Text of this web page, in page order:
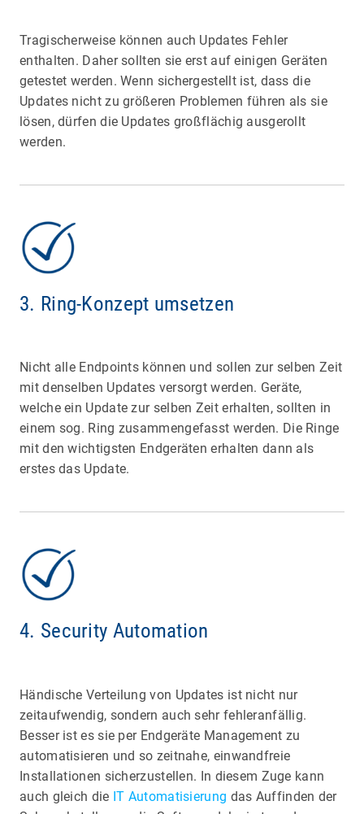
Tragischerweise können auch Updates Fehler
enthalten. Daher sollten sie erst auf einigen Geräten
getestet werden. Wenn sichergestellt ist, dass die
Updates nicht zu größeren Problemen führen als sie
lösen, dürfen die Updates großflächig ausgerollt
werden.
3. Ring-Konzept umsetzen
Nicht alle Endpoints können und sollen zur selben Zeit
mit denselben Updates versorgt werden. Geräte,
welche ein Update zur selben Zeit erhalten, sollten in
einem sog. Ring zusammengefasst werden. Die Ringe
mit den wichtigsten Endgeräten erhalten dann als
erstes das Update.
4. Security Automation
Händische Verteilung von Updates ist nicht nur
zeitaufwendig, sondern auch sehr fehleranfällig.
Besser ist es sie per Endgeräte Management zu
automatisieren und so zeitnahe, einwandfreie
Installationen sicherzustellen. In diesem Zuge kann
auch gleich die IT Automatisierung das Auffinden der